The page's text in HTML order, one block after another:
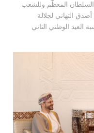
السلطان المعظّم وللشعب
التهاني لجلالة
العيد الوطني الثاني